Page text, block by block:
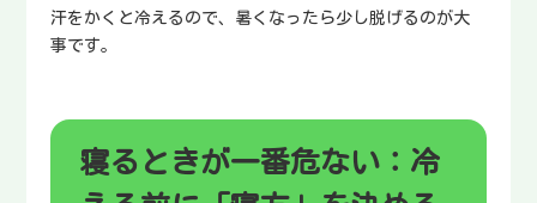
汗をかくと冷えるので、暑くなったら少し脱げるのが大
事です。
寝るときが一番危ない：冷